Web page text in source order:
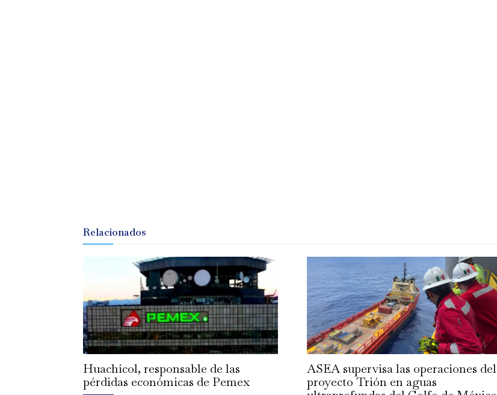
Relacionados
Huachicol, responsable de las
pérdidas económicas de Pemex
ASEA supervisa las operaciones del
proyecto Trión en aguas